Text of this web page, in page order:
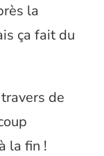
la
ça fait du
de
la fin !